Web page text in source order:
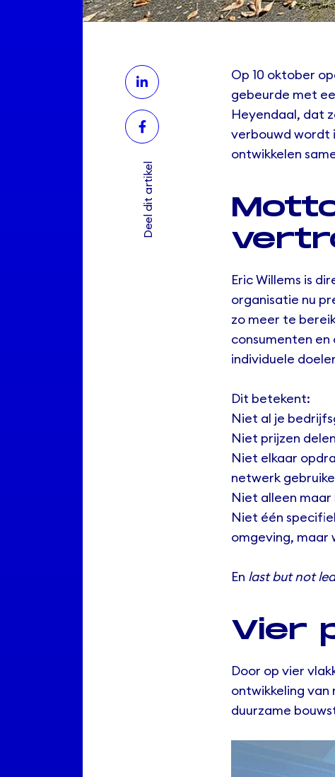
Op 10 oktober
gebeurde met
Heyendaal, dat
verbouwd wordt
ontwikkelen
Eric Willems is
organisatie nu
zo meer te
consumenten en
individuele
Dit betekent:
Niet al je
Niet prijzen
Niet elkaar
netwerk
Niet alleen maar
Niet één
omgeving, maar
En last but not
Vier
Door op vier
ontwikkeling
duurzame
Deel dit artikel